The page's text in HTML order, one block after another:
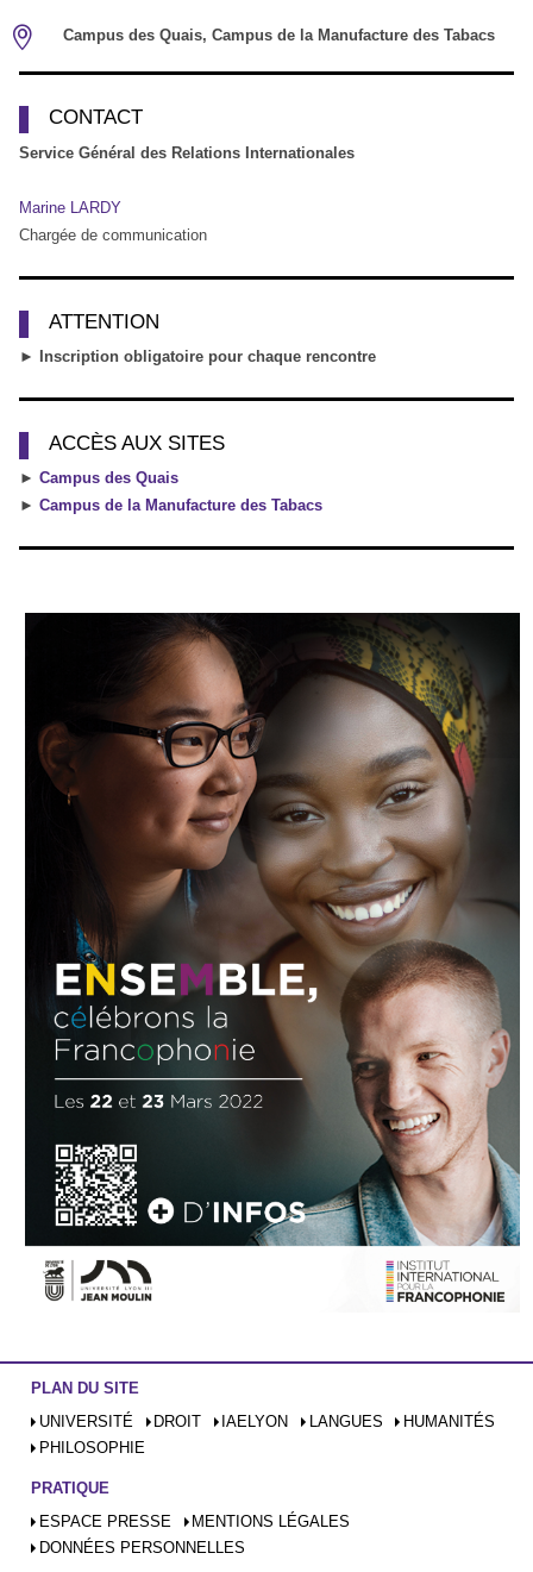
Campus des Quais, Campus de la Manufacture des Tabacs
CONTACT
Service Général des Relations Internationales
Marine LARDY
Chargée de communication
ATTENTION
► Inscription obligatoire pour chaque rencontre
ACCÈS AUX SITES
► Campus des Quais
► Campus de la Manufacture des Tabacs
PLAN DU SITE
UNIVERSITÉ
DROIT IAELYON LANGUES
HUMANITÉS
PHILOSOPHIE
PRATIQUE
ESPACE PRESSE
MENTIONS LÉGALES
DONNÉES PERSONNELLES